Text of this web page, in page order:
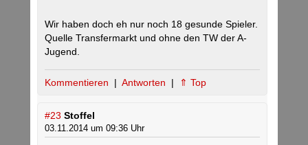
Wir haben doch eh nur noch 18 gesunde Spieler.
Quelle Transfermarkt und ohne den TW der A-
Jugend.
Kommentieren | Antworten | ⇑ Top
#23 Stoffel
03.11.2014 um 09:36 Uhr